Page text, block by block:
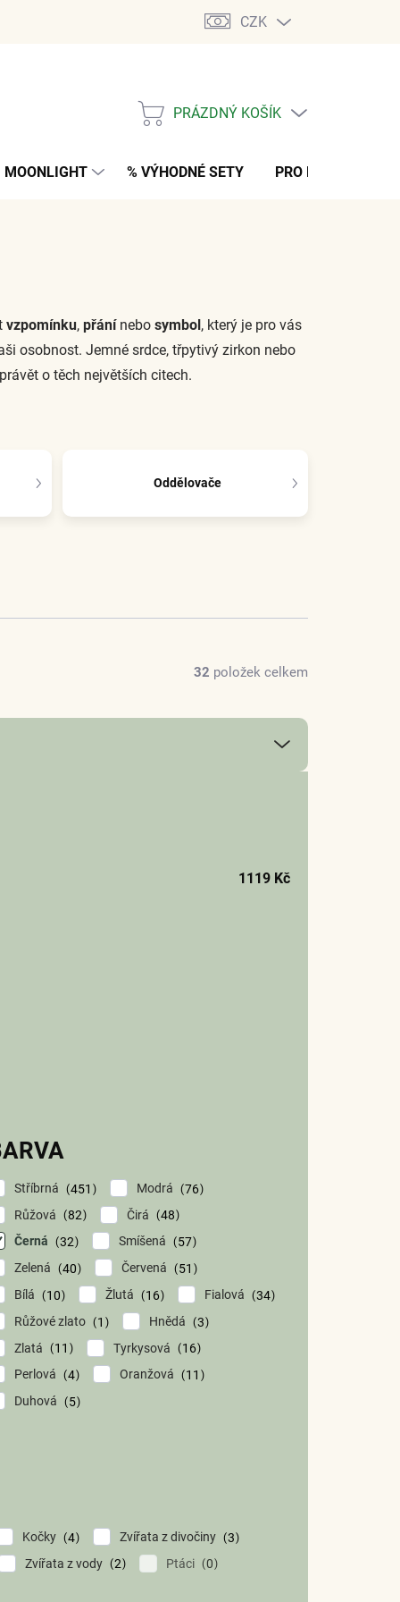
CZK
NÁKUPNÍ
PRÁZDNÝ KOŠÍK
MOONLIGHT % VÝHODNÉ SETY PRO MUŽE
vzpomínku, přánínebo symbol, který je pro vás
osobnost. Jemné srdce, třpytivý zirkon nebo
o těch největších citech.
Oddělovače
32 položek celkem
1119 Kč
Stříbrná 451 Modrá
76
Růžová
82 Čirá
48
Černá
32 Smíšená
57
Zelená
40 Červená
51
Bílá
10 Žlutá 16 Fialová
34
Růžové zlato
1 Hnědá
3
Zlatá
11 Tyrkysová
16
Perlová
4 Oranžová
11
Duhová
5
Kočky 4 Zvířata z divočiny
3
Zvířata z vody
2 Ptáci 0